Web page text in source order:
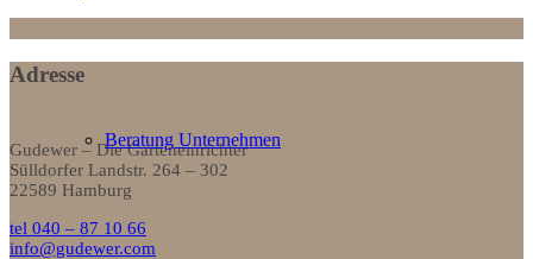
Beratung Unternehmen
Adresse
Gudewer – Die Garteneinrichter
Sülldorfer Landstr. 264 – 302
22589 Hamburg
tel 040 – 87 10 66
info@gudewer.com